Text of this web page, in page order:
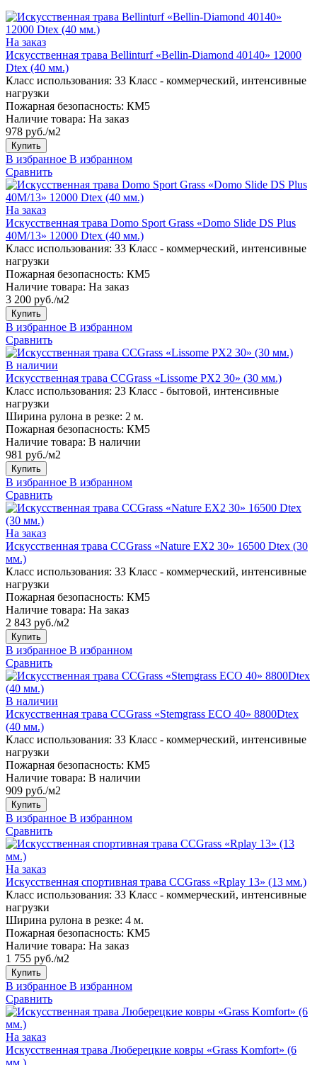
На заказ
Искусственная трава Bellinturf «Bellin-Diamond 40140» 12000
Dtex (40 мм.)
Класс использования: 33 Класс - коммерческий, интенсивные
нагрузки
Пожарная безопасность: КМ5
Наличие товара: На заказ
978 руб./м2
Купить
В избранное В избранном
Сравнить
На заказ
Искусственная трава Domo Sport Grass «Domo Slide DS Plus
40M/13» 12000 Dtex (40 мм.)
Класс использования: 33 Класс - коммерческий, интенсивные
нагрузки
Пожарная безопасность: КМ5
Наличие товара: На заказ
3 200 руб./м2
Купить
В избранное В избранном
Сравнить
В наличии
Искусственная трава CCGrass «Lissome PX2 30» (30 мм.)
Класс использования: 23 Класс - бытовой, интенсивные
нагрузки
Ширина рулона в резке: 2 м.
Пожарная безопасность: КМ5
Наличие товара: В наличии
981 руб./м2
Купить
В избранное В избранном
Сравнить
На заказ
Искусственная трава CCGrass «Nature EX2 30» 16500 Dtex (30
мм.)
Класс использования: 33 Класс - коммерческий, интенсивные
нагрузки
Пожарная безопасность: КМ5
Наличие товара: На заказ
2 843 руб./м2
Купить
В избранное В избранном
Сравнить
В наличии
Искусственная трава CCGrass «Stemgrass ECO 40» 8800Dtex
(40 мм.)
Класс использования: 33 Класс - коммерческий, интенсивные
нагрузки
Пожарная безопасность: КМ5
Наличие товара: В наличии
909 руб./м2
Купить
В избранное В избранном
Сравнить
На заказ
Искусственная спортивная трава CCGrass «Rplay 13» (13 мм.)
Класс использования: 33 Класс - коммерческий, интенсивные
нагрузки
Ширина рулона в резке: 4 м.
Пожарная безопасность: КМ5
Наличие товара: На заказ
1 755 руб./м2
Купить
В избранное В избранном
Сравнить
На заказ
Искусственная трава Люберецкие ковры «Grass Komfort» (6
мм.)